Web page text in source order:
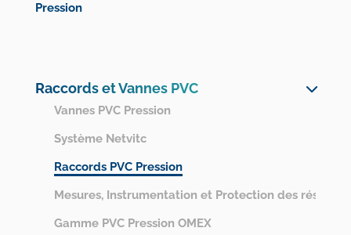
Pression
Raccords et Vannes PVC
Vannes PVC Pression
Système Netvitc
Raccords PVC Pression
Mesures, Instrumentation et Protection des réseaux
Gamme PVC Pression OMEX